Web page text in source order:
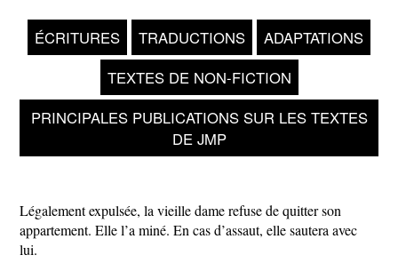
ÉCRITURES TRADUCTIONS
ADAPTATIONS
TEXTES DE NON-FICTION
PRINCIPALES PUBLICATIONS SUR LES TEXTES
DE JMP
Légalement expulsée, la vieille dame refuse de quitter son
appartement. Elle l’a miné. En cas d’assaut, elle sautera avec
lui.